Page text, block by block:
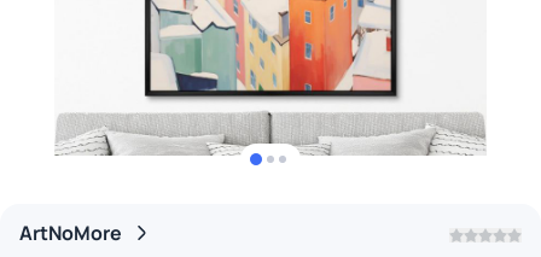
ArtNoMore